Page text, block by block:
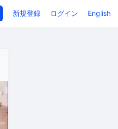
新規登録 ログイン English